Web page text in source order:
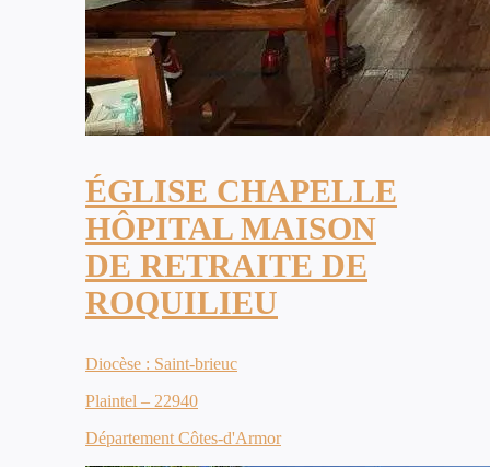
ÉGLISE CHAPELLE
HÔPITAL MAISON
DE RETRAITE DE
ROQUILIEU
Diocèse : Saint-brieuc
Plaintel – 22940
Département Côtes-d'Armor